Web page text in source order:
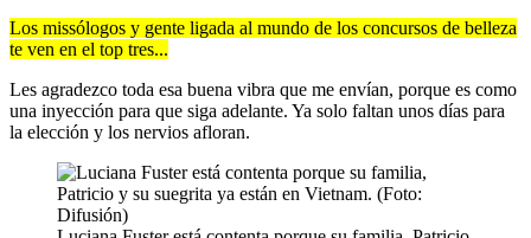
Los missólogos y gente ligada al mundo de los concursos de belleza
te ven en el top tres...
Les agradezco toda esa buena vibra que me envían, porque es como
una inyección para que siga adelante. Ya solo faltan unos días para
la elección y los nervios afloran.